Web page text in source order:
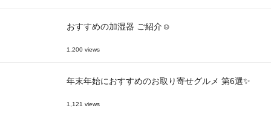
おすすめの加湿器 ご紹介☺
1,200 views
年末年始におすすめのお取り寄せグルメ 第6選✨
1,121 views